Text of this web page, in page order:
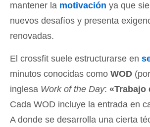
mantener la motivación ya que
nuevos desafíos y presenta
renovadas.
El crossfit suele estructurarse en
minutos conocidas como WOD
inglesa Work of the Day: «Trabajo
Cada WOD incluye la entrada en
A donde se desarrolla una cierta